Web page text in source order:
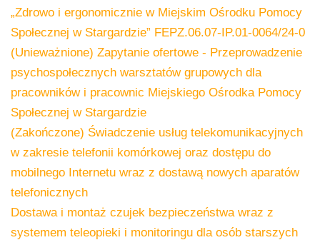
„Zdrowo i ergonomicznie w Miejskim Ośrodku Pomocy
Społecznej w Stargardzie” FEPZ.06.07-IP.01-0064/24-0
(Unieważnione) Zapytanie ofertowe - Przeprowadzenie
psychospołecznych warsztatów grupowych dla
pracowników i pracownic Miejskiego Ośrodka Pomocy
Społecznej w Stargardzie
(Zakończone) Świadczenie usług telekomunikacyjnych
w zakresie telefonii komórkowej oraz dostępu do
mobilnego Internetu wraz z dostawą nowych aparatów
telefonicznych
Dostawa i montaż czujek bezpieczeństwa wraz z
systemem teleopieki i monitoringu dla osób starszych